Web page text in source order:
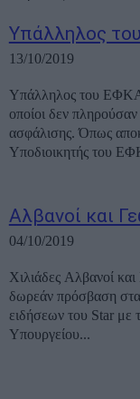
Υπάλληλος
13/10/2019
Υπάλληλος του ΕΦΚΑ
οποίοι δεν πληρούσαν
ασφάλισης. Όπως αποκάλυψε, μιλώντας στην εκπομπή του ΑΝΤ1, «Πρωινοί Τύποι», ο
Υποδιοικητής του
Αλβανοί και
04/10/2019
Χιλιάδες Αλβανοί
δωρεάν πρόσβαση στα δημόσια νοσοκομεία.
ειδήσεων του Star με
Υπουργείου...